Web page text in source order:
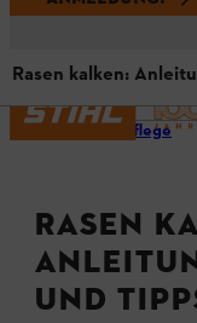
Rasenpflege
RASEN
UND
Rasen kalken:
Warum Sie Ihren
Anzeichen für